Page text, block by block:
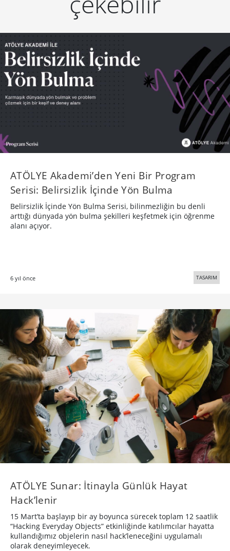
ATÖLYE Akademi’den Yeni Bir Program
Serisi: Belirsizlik İçinde Yön Bulma
Belirsizlik İçinde Yön Bulma Serisi, bilinmezliğin bu denli
arttığı dünyada yön bulma şekilleri keşfetmek için öğrenme
alanı açıyor.
6 yıl önce TASARIM
ATÖLYE Sunar: İtinayla Günlük Hayat
Hack’lenir
15 Mart’ta başlayıp bir ay boyunca sürecek toplam 12 saatlik
“Hacking Everyday Objects” etkinliğinde katılımcılar hayatta
kullandığımız objelerin nasıl hack’leneceğini uygulamalı
olarak deneyimleyecek.